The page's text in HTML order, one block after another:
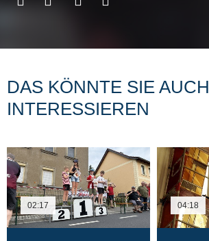
DAS KÖNNTE SIE AUCH
INTERESSIEREN
02:17 04:18